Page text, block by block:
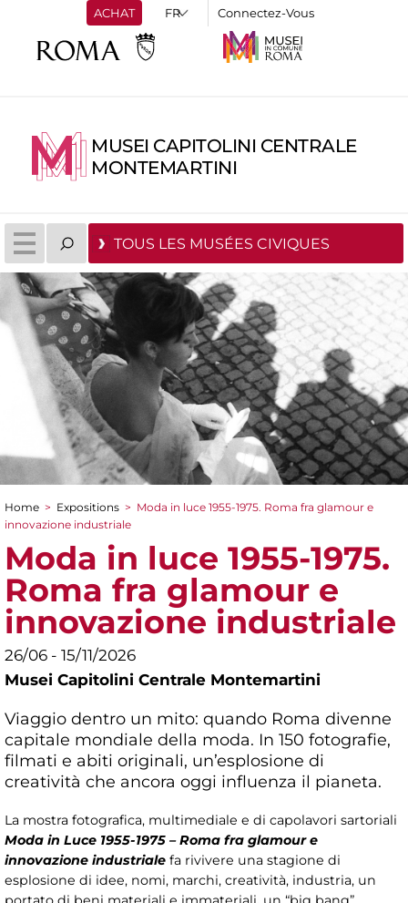
ACHAT Connectez-Vous
MUSEI CAPITOLINI CENTRALE
MONTEMARTINI
TOUS LES MUSÉES CIVIQUES
You are here
Home > Expositions > Moda in luce 1955-1975. Roma fra glamour e
innovazione industriale
Moda in luce 1955-1975.
Roma fra glamour e
innovazione industriale
26/06 - 15/11/2026
Musei Capitolini Centrale Montemartini
Viaggio dentro un mito: quando Roma divenne
capitale mondiale della moda. In 150 fotografie,
filmati e abiti originali, un’esplosione di
creatività che ancora oggi influenza il pianeta.
La mostra fotografica, multimediale e di capolavori sartoriali
Moda in Luce 1955-1975 – Roma fra glamour e
innovazione industriale fa rivivere una stagione di
esplosione di idee, nomi, marchi, creatività, industria, un